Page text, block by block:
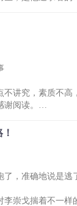
报复同父异母的
。
事情都是你情我愿
讲究，素质不高
阅读。
，准确地说是逃
崇戈揣着不一样